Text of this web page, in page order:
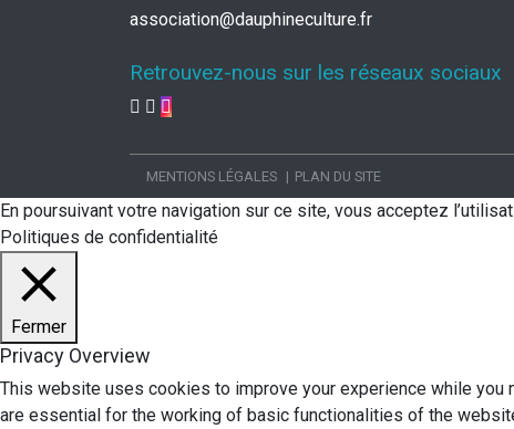
association@dauphineculture.fr
Retrouvez-nous sur les réseaux sociaux
MENTIONS LÉGALES PLAN DU SITE
En poursuivant votre navigation sur ce site, vous acceptez
Politiques de confidentialité
Fermer
Privacy Overview
This website uses cookies to improve your experience while
are essential for the working of basic functionalities of the